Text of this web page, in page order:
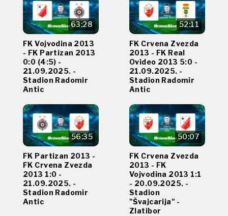
63:28
FK Vojvodina 2013
- FK Partizan 2013
0:0 (4:5) -
21.09.2025. -
Stadion Radomir
Antic
52:11
FK Crvena Zvezda
2013 - FK Real
Ovideo 2013 5:0 -
21.09.2025. -
Stadion Radomir
Antic
56:35
FK Partizan 2013 -
FK Crvena Zvezda
2013 1:0 -
21.09.2025. -
Stadion Radomir
Antic
50:07
FK Crvena Zvezda
2013 - FK
Vojvodina 2013 1:1
- 20.09.2025. -
Stadion
"Švajcarija" -
Zlatibor